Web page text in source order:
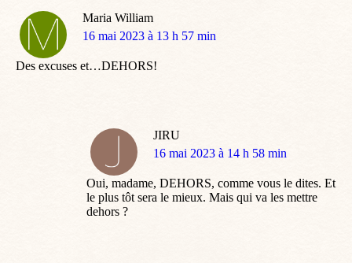
Maria William
dit
16 mai 2023 à 13 h 57 min
Des excuses et…DEHORS!
JIRU
dit
16 mai 2023 à 14 h 58 min
Oui, madame, DEHORS, comme vous le dites. Et
le plus tôt sera le mieux. Mais qui va les mettre
dehors ?